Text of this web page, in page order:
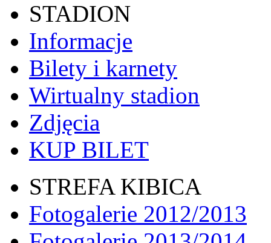
STADION
Informacje
Bilety i karnety
Wirtualny stadion
Zdjęcia
KUP BILET
STREFA KIBICA
Fotogalerie 2012/2013